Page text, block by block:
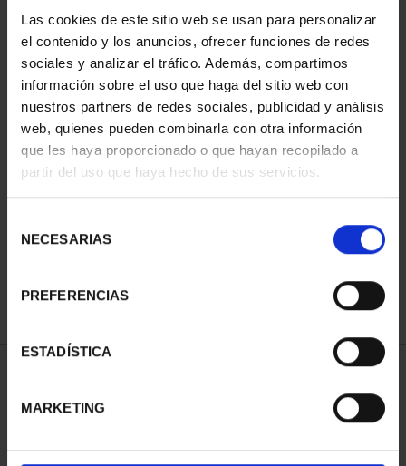
Las cookies de este sitio web se usan para personalizar
el contenido y los anuncios, ofrecer funciones de redes
sociales y analizar el tráfico. Además, compartimos
información sobre el uso que haga del sitio web con
nuestros partners de redes sociales, publicidad y análisis
web, quienes pueden combinarla con otra información
que les haya proporcionado o que hayan recopilado a
partir del uso que haya hecho de sus servicios.
NECESARIAS
PREFERENCIAS
ESTADÍSTICA
MARKETING
73,00 €